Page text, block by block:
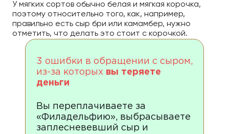
У мягких сортов обычно белая и мягкая корочка,
поэтому относительно того, как, например,
правильно есть сыр бри или камамбер, нужно
отметить, что делать это стоит с корочкой.
3 ошибки в обращении с сыром,
из-за которых вы теряете
деньги
Вы переплачиваете за
«Филадельфию», выбрасываете
заплесневевший сыр и